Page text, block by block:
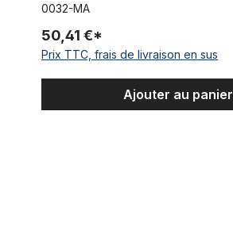
0032-MA
50,41 €*
Prix TTC, frais de livraison en sus
Ajouter au panier